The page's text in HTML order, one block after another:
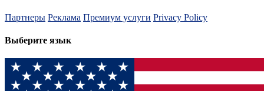
Партнеры Реклама Премиум услуги Privacy Policy
Выберите язык